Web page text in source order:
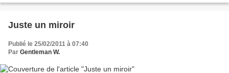
Juste un miroir
Publié le 25/02/2011 à 07:40
Par Gentleman W.